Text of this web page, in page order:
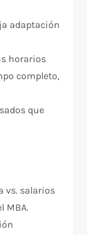
adaptación
horarios
completo,
que
vs. salarios
MBA.​